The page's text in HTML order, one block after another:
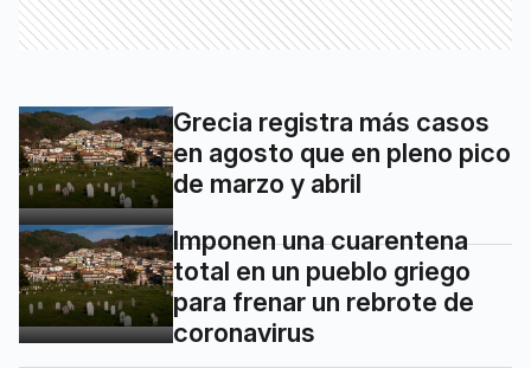
Grecia registra más casos
en agosto que en pleno pico
de marzo y abril
Imponen una cuarentena
total en un pueblo griego
para frenar un rebrote de
coronavirus